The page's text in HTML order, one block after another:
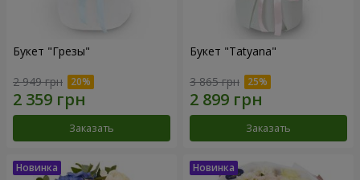
Букет "Грезы"
2 949 грн
Заказать
Букет "Tatyana"
3 865 грн
Заказать